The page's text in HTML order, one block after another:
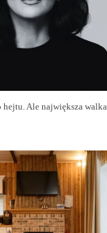
hejtu. Ale największa